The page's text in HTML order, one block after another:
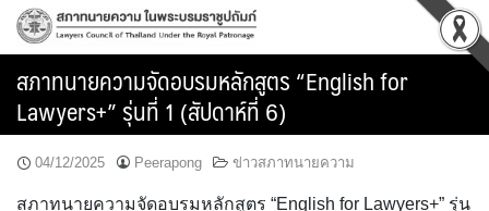
Skip
สภาทนายความจัดอบรมหลักสูตร “English for
Lawyers+” รุ่นที่ 1 (สัปดาห์ที่ 6)
04/12/2025 Peerapong ข่าวสภาทนายความ
สภาทนายความจัดอบรมหลักสูตร “English for Lawyers+” รุ่น